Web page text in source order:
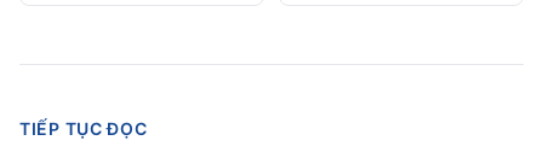
TIẾP TỤC ĐỌC